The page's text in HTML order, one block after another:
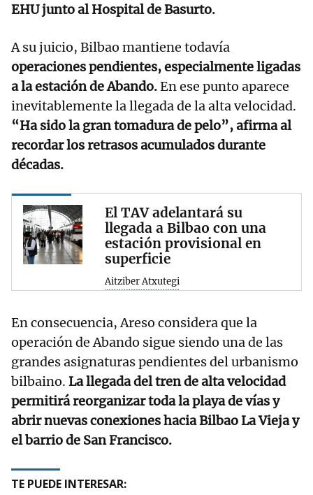
EHU junto al Hospital de Basurto.
A su juicio, Bilbao mantiene todavía
operaciones pendientes, especialmente ligadas
a la estación de Abando.En ese punto aparece
inevitablemente la llegada de la alta velocidad.
“Ha sido la gran tomadura de pelo”, afirma al
recordar los retrasos acumulados durante
décadas.
El TAV adelantará su
llegada a Bilbao con una
estación provisional en
superficie
Aitziber Atxutegi
En consecuencia, Areso considera que la
operación de Abando sigue siendo una de las
grandes asignaturas pendientes del urbanismo
bilbaino. La llegada del tren de alta velocidad
permitirá reorganizar toda la playa de vías y
abrir nuevas conexiones hacia Bilbao La Vieja y
el barrio de San Francisco.
TE PUEDE INTERESAR: